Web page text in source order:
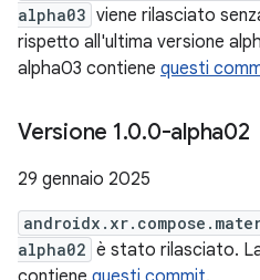
alpha03 viene rilasciato
rispetto all'ultima versione
alpha03 contiene questi
Versione 1.0.0-alpha02
29 gennaio 2025
alpha02 è stato rilasciato.